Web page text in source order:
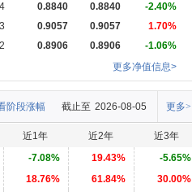
0.8840 0.8840
-2.40%
0.9057 0.9057
1.70%
0.8906 0.8906
-1.06%
更多净值信息>
更多>
截止至 2026-08-05
阶段涨幅
近1年 近2年
近3年
-7.08% 19.43%
-5.65%
18.76% 61.84%
30.00%